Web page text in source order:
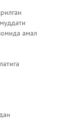
амал